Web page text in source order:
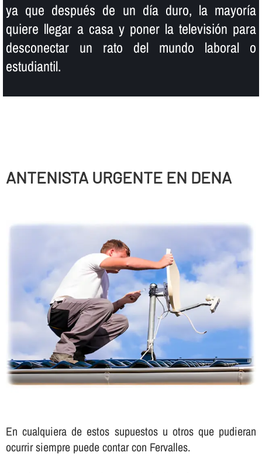
ya que después de un dí­a duro, la mayorí­a
quiere llegar a casa y poner la televisión para
desconectar un rato del mundo laboral o
estudiantil.
ANTENISTA URGENTE EN DENA
En cualquiera de estos supuestos u otros que pudieran
ocurrir siempre puede contar con Fervalles.